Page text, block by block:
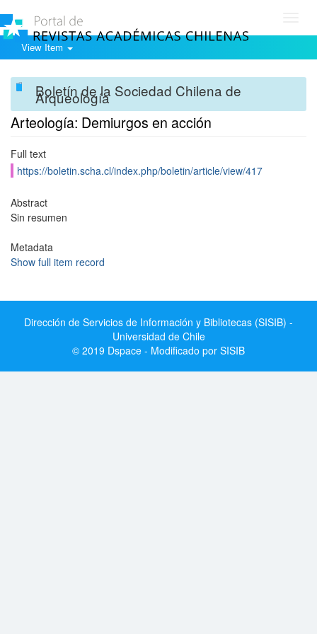
View Item
Boletín de la Sociedad Chilena de
Arqueología
Arteología: Demiurgos en acción
Full text
https://boletin.scha.cl/index.php/boletin/article/view/417
Abstract
Sin resumen
Metadata
Show full item record
Dirección de Servicios de Información y Bibliotecas (SISIB) -
Universidad de Chile
© 2019 Dspace - Modificado por SISIB